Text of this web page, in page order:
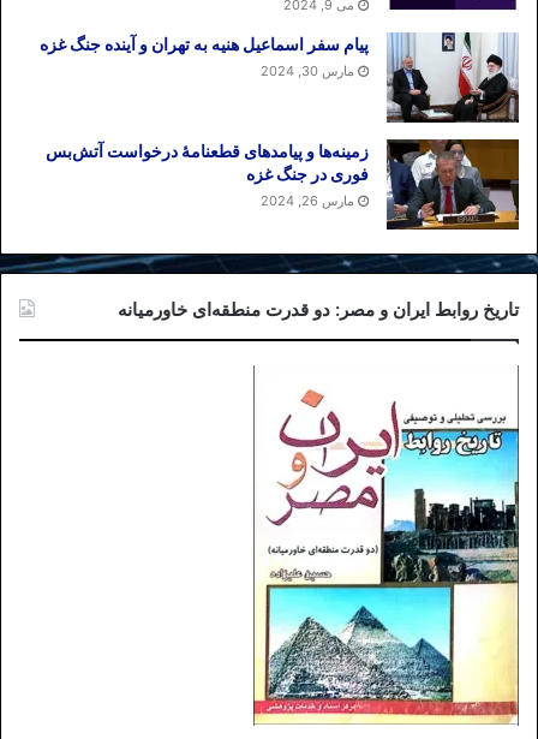
می 9, 2024
پیام سفر اسماعیل هنیه به تهران و آینده جنگ غزه
مارس 30, 2024
زمینه‌ها و پیامدهای قطعنامهٔ درخواست آتش‌بس
فوری در جنگ غزه
مارس 26, 2024
تاریخ روابط ایران و مصر: دو قدرت منطقه‌ای خاورمیانه